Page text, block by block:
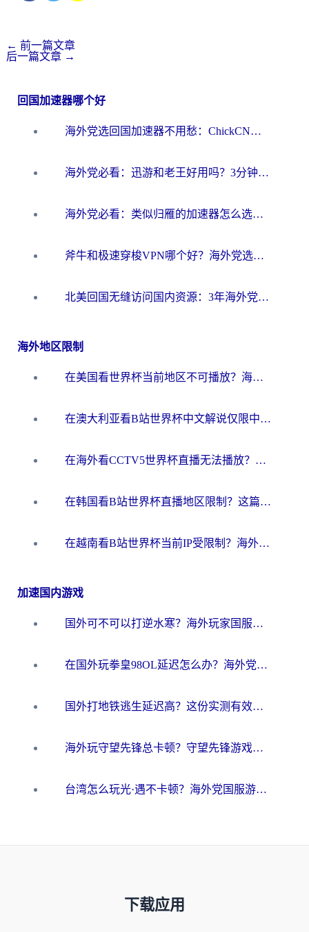
← 前一篇文章
后一篇文章 →
回国加速器哪个好
海外党选回国加速器不用愁：ChickCN和洞见哪个好？一篇搞定所有疑问
海外党必看：迅游和老王好用吗？3分钟选对加速国内网络的加速器
海外党必看：类似归雁的加速器怎么选？一篇搞定无缝访问国内资源
斧牛和极速穿梭VPN哪个好？海外党选回国加速器必看的真实对比与避坑指南
北美回国无缝访问国内资源：3年海外党亲测的加速器选择指南
海外地区限制
在美国看世界杯当前地区不可播放？海外党体育观赛终极指南来了！
在澳大利亚看B站世界杯中文解说仅限中国大陆？这篇指南帮你打破限制看遍赛事
在海外看CCTV5世界杯直播无法播放？这篇指南让你和国内球迷同步呐喊
在韩国看B站世界杯直播地区限制？这篇指南让你告别“当前地区不可播放”
在越南看B站世界杯当前IP受限制？海外党体育观赛终极指南来了
加速国内游戏
国外可不可以打逆水寒？海外玩家国服畅玩终极指南（附漫威荒野乱斗加速方案）
在国外玩拳皇98OL延迟怎么办？海外党亲测有效的低延迟指南
国外打地铁逃生延迟高？这份实测有效的低延迟指南帮你吃鸡
海外玩守望先锋总卡顿？守望先锋游戏加速器在哪里买&避坑指南（附欧洲非洲游戏实测）
台湾怎么玩光·遇不卡顿？海外党国服游戏加速终极攻略（附实测体验）
下载应用